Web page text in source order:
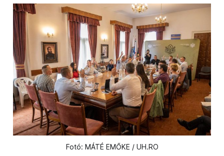
Fotó: MÁTÉ EMŐKE / UH.RO